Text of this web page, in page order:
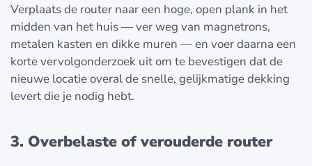
Verplaats de router naar een hoge, open plank in het
midden van het huis — ver weg van magnetrons,
metalen kasten en dikke muren — en voer daarna een
korte vervolgonderzoek uit om te bevestigen dat de
nieuwe locatie overal de snelle, gelijkmatige dekking
levert die je nodig hebt.
3. Overbelaste of verouderde router